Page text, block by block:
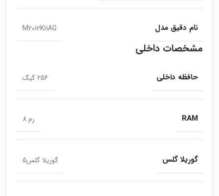
نام دقیق مدل M2012K11AG
مشخصات داخلی
حافظه داخلی 256 گیگ
RAM رم 8
گوریلا گلس گوریلا گلس5